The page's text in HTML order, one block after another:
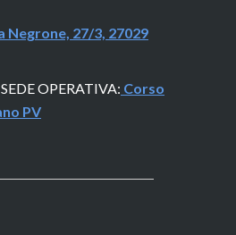
Negrone, 27/3, 27029
OPERATIVA: Corso
PV